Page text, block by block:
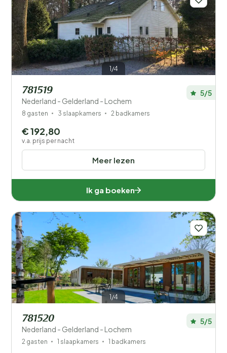
1/4
781519
Nederland - Gelderland - Lochem
5/5
8 gasten 3 slaapkamers 2 badkamers
Meer lezen
€ 192,80
v.a. prijs per nacht
Ik ga boeken
1/4
781520
Nederland - Gelderland - Lochem
5/5
2 gasten 1 slaapkamers 1 badkamers